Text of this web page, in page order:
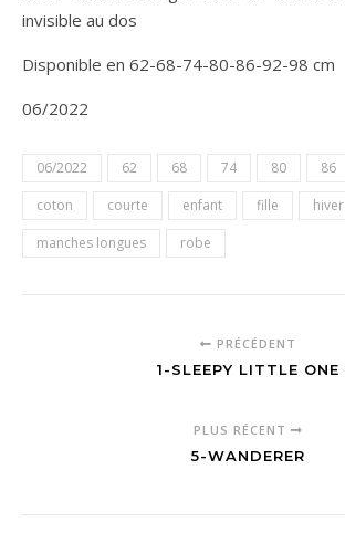
invisible au dos
Disponible en 62-68-74-80-86-92-98 cm
06/2022
06/2022 62 68 74 80 86
coton
courte enfant fille
hiver
manches longues
robe
PRÉCÉDENT
1-SLEEPY LITTLE ONE
PLUS RÉCENT
5-WANDERER